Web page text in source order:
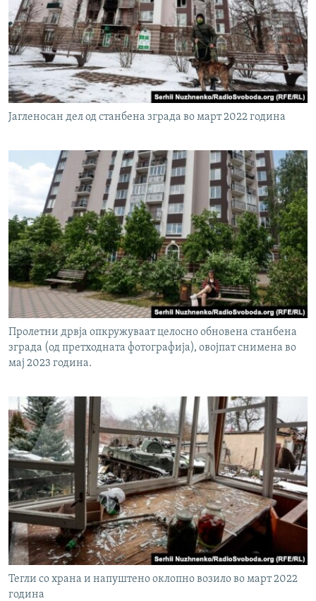
Јагленосан дел од станбена зграда во март 2022 година
Пролетни дрвја опкружуваат целосно обновена станбена
зграда (од претходната фотографија), овојпат снимена во
мај 2023 година.
Тегли со храна и напуштено оклопно возило во март 2022
година